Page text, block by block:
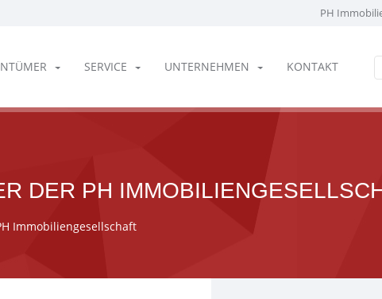
PH
SERVICE UNTERNEHMEN KONTAKT
DER PH
Immobiliengesellschaft